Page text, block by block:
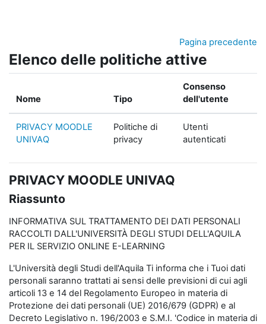
Pagina precedente
Elenco delle politiche attive
Nome Tipo
Consenso
dell'utente
PRIVACY MOODLE
UNIVAQ
Politiche di
privacy
Utenti
autenticati
PRIVACY MOODLE UNIVAQ
Riassunto
INFORMATIVA SUL TRATTAMENTO DEI DATI PERSONALI
RACCOLTI DALL'UNIVERSITÀ DEGLI STUDI DELL'AQUILA
PER IL SERVIZIO ONLINE E-LEARNING
L'Università degli Studi dell'Aquila Ti informa che i Tuoi dati
personali saranno trattati ai sensi delle previsioni di cui agli
articoli 13 e 14 del Regolamento Europeo in materia di
Protezione dei dati personali (UE) 2016/679 (GDPR) e al
Decreto Legislativo n. 196/2003 e S.M.I. 'Codice in materia di